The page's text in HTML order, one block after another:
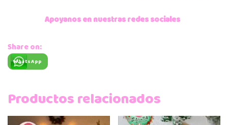
Apoyanos en nuestras redes sociales
Share on:
WhatsApp
Productos relacionados